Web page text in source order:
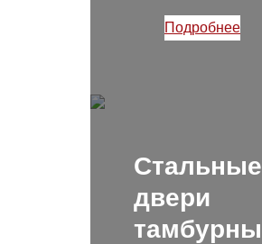
Подробнее
Стальные
двери
тамбурны